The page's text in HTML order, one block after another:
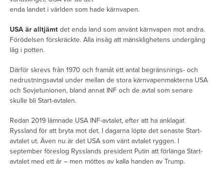
enda landet i världen som hade kärnvapen.
USA är alltjämt det enda land som använt kärnvapen mot andra.
Förödelsen förskräckte. Alla insåg att mänsklighetens undergång
låg i potten.
Därför skrevs från 1970 och framåt ett antal begränsnings- och
nedrustningsavtal under mellan de stora kärnvapenmakterna USA
och Sovjetunionen, bland annat INF och de avtal som senare
skulle bli Start-avtalen.
Redan 2019 lämnade USA INF-avtalet, efter att ha anklagat
Ryssland för att bryta mot det. I dagarna löpte det senaste Start-
avtalet ut. Även nu är det USA som vänt avtalet ryggen. I
september föreslog Rysslands president Putin att förlänga Start-
avtalet med ett år – men möttes av kalla handen av Trump.